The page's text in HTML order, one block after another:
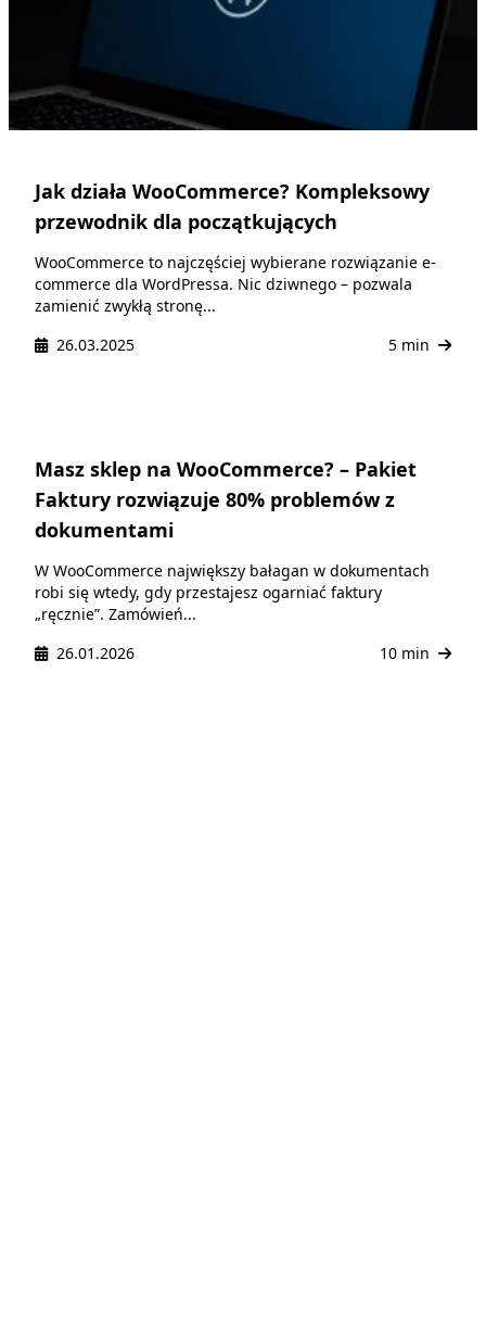
Jak działa WooCommerce? Kompleksowy
przewodnik dla początkujących
WooCommerce to najczęściej wybierane rozwiązanie e-
commerce dla WordPressa. Nic dziwnego – pozwala
zamienić zwykłą stronę...
26.03.2025
5 min
Masz sklep na WooCommerce? – Pakiet
Faktury rozwiązuje 80% problemów z
dokumentami
W WooCommerce największy bałagan w dokumentach
robi się wtedy, gdy przestajesz ogarniać faktury
„ręcznie”. Zamówień...
26.01.2026
10 min